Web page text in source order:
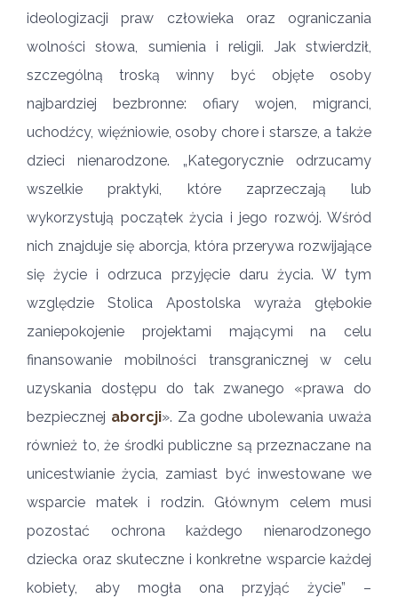
ideologizacji praw człowieka oraz ograniczania
wolności słowa, sumienia i religii. Jak stwierdził,
szczególną troską winny być objęte osoby
najbardziej bezbronne: ofiary wojen, migranci,
uchodźcy, więźniowie, osoby chore i starsze, a także
dzieci nienarodzone. „Kategorycznie odrzucamy
wszelkie praktyki, które zaprzeczają lub
wykorzystują początek życia i jego rozwój. Wśród
nich znajduje się aborcja, która przerywa rozwijające
się życie i odrzuca przyjęcie daru życia. W tym
względzie Stolica Apostolska wyraża głębokie
zaniepokojenie projektami mającymi na celu
finansowanie mobilności transgranicznej w celu
uzyskania dostępu do tak zwanego «prawa do
bezpiecznej aborcji». Za godne ubolewania uważa
również to, że środki publiczne są przeznaczane na
unicestwianie życia, zamiast być inwestowane we
wsparcie matek i rodzin. Głównym celem musi
pozostać ochrona każdego nienarodzonego
dziecka oraz skuteczne i konkretne wsparcie każdej
kobiety, aby mogła ona przyjąć życie” –